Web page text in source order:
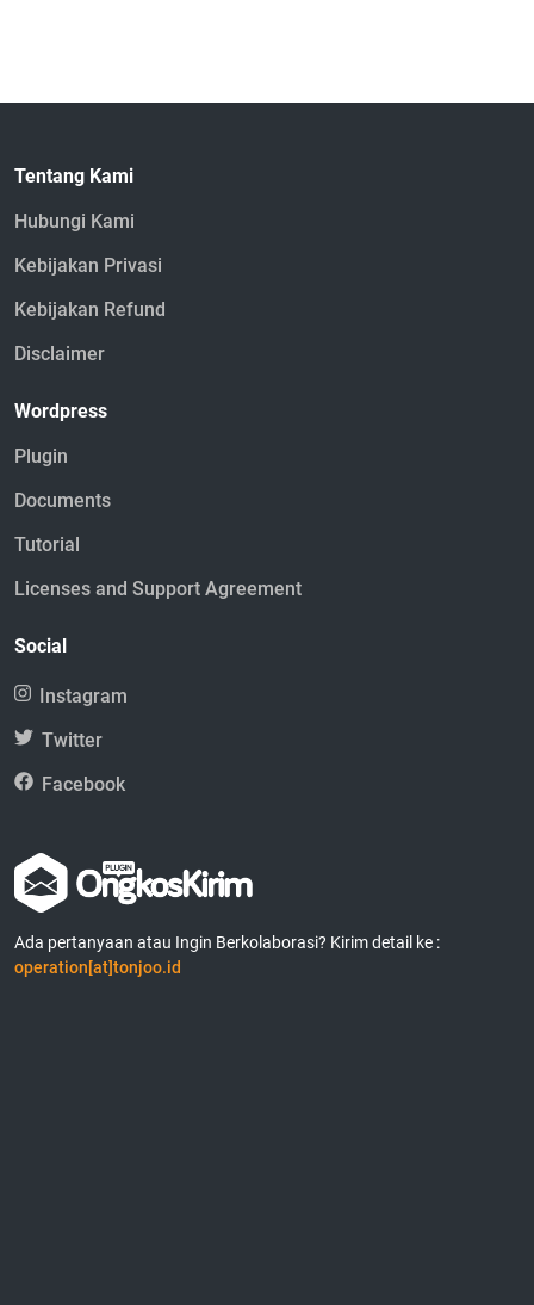
Tentang Kami
Hubungi Kami
Kebijakan Privasi
Kebijakan Refund
Disclaimer
Wordpress
Plugin
Documents
Tutorial
Licenses and Support Agreement
Social
Instagram
Twitter
Facebook
Ada pertanyaan atau Ingin Berkolaborasi? Kirim detail ke :
operation[at]tonjoo.id